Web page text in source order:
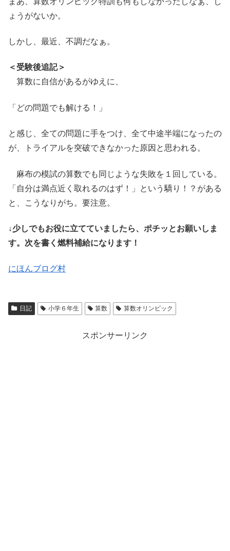
ょうがないか。
しかし、最近、不調だなぁ。
＜受験後追記＞
算数に自信があるがゆえに、
「どの問題でも解ける！」
と感じ、全ての問題に手をつけ、全て中途半端になったの
が、トライアルを突破できなかった原因と思われる。
麻布の模試の算数でも同じような失敗を１回している。
「自分は満点近く取れるのはず！」という驕り！？がある
と、こうなりがち。要注意。
↓少しでもお役に立てていましたら、ポチッとお願いしま
す。次を書く燃料補給になります！
にほんブログ村
日記 小学６年生 算数 算数オリンピック
スポンサーリンク